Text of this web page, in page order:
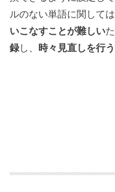
ルのない単語に関して
いこなすことが難しい
録し、 時々見直しを行